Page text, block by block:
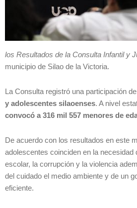
los Resultados de la Consulta Infantil y
municipio de Silao de la Victoria.
La Consulta registró una participación de
y adolescentes silaoenses. A nivel
convocó a 316 mil 557 menores de
De acuerdo con los resultados en este
adolescentes coinciden en la necesidad
escolar, la corrupción y la violencia
del cuidado el medio ambiente y de un
eficiente.